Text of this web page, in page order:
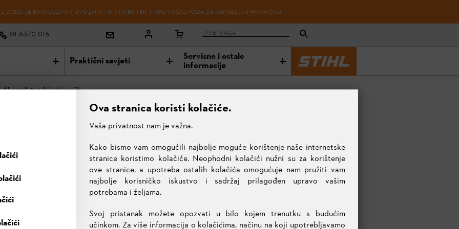
D.O.O. JE EKSKLUZIVNI UVOZNIK I DISTRIBUTER STIHL PROIZVODA ZA REPUBLIKU HRVATSKU
01 6370 016
Praktični savjeti Servisne i ostale
informacije
Akumulatorski usisavači
USISAVAČI
motorne pile
Ova stranica koristi kolačiće.
Vaša privatnost nam je važna.
Kako bismo vam omogućili najbolje moguće korištenje naše internetske
stranice koristimo kolačiće. Neophodni kolačići nužni su za korištenje
ove stranice, a upotreba ostalih kolačića omogućuje nam pružiti vam
najbolje korisničko iskustvo i sadržaj prilagođen upravo vašim
potrebama i željama.
Svoj pristanak možete opozvati u bilo kojem trenutku s budućim
učinkom. Za više informacija o kolačićima, načinu na koji upotrebljavamo